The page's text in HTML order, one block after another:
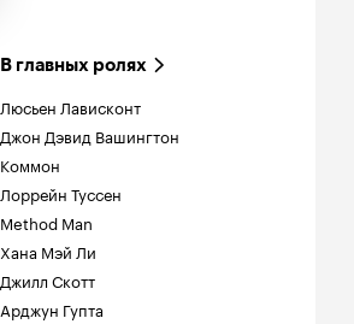
В главных ролях
Люсьен Лависконт
Джон Дэвид Вашингтон
Коммон
Лоррейн Туссен
Method Man
Хана Мэй Ли
Джилл Скотт
Арджун Гупта